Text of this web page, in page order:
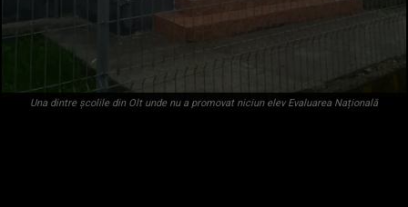
Una dintre școlile din Olt unde nu a promovat niciun elev Evaluarea Națională